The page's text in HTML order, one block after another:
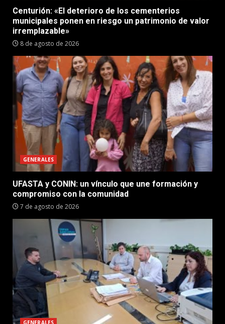
Centurión: «El deterioro de los cementerios
municipales ponen en riesgo un patrimonio de valor
irremplazable»
8 de agosto de 2026
GENERALES
UFASTA y CONIN: un vínculo que une formación y
compromiso con la comunidad
7 de agosto de 2026
GENERALES